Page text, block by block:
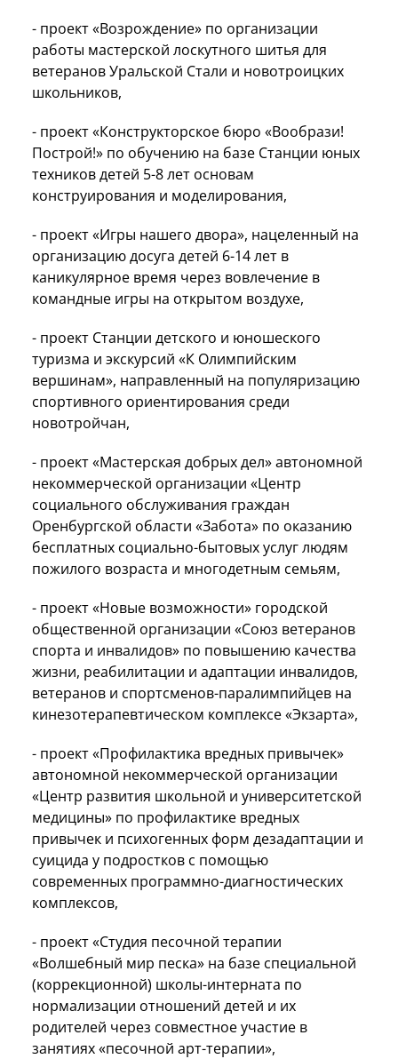
- проект «Возрождение» по организации
работы мастерской лоскутного шитья для
ветеранов Уральской Стали и новотроицких
школьников,
- проект «Конструкторское бюро «Вообрази!
Построй!» по обучению на базе Станции юных
техников детей 5-8 лет основам
конструирования и моделирования,
- проект «Игры нашего двора», нацеленный на
организацию досуга детей 6-14 лет в
каникулярное время через вовлечение в
командные игры на открытом воздухе,
- проект Станции детского и юношеского
туризма и экскурсий «К Олимпийским
вершинам», направленный на популяризацию
спортивного ориентирования среди
новотройчан,
- проект «Мастерская добрых дел» автономной
некоммерческой организации «Центр
социального обслуживания граждан
Оренбургской области «Забота» по оказанию
бесплатных социально-бытовых услуг людям
пожилого возраста и многодетным семьям,
- проект «Новые возможности» городской
общественной организации «Союз ветеранов
спорта и инвалидов» по повышению качества
жизни, реабилитации и адаптации инвалидов,
ветеранов и спортсменов-паралимпийцев на
кинезотерапевтическом комплексе «Экзарта»,
- проект «Профилактика вредных привычек»
автономной некоммерческой организации
«Центр развития школьной и университетской
медицины» по профилактике вредных
привычек и психогенных форм дезадаптации и
суицида у подростков с помощью
современных программно-диагностических
комплексов,
- проект «Студия песочной терапии
«Волшебный мир песка» на базе специальной
(коррекционной) школы-интерната по
нормализации отношений детей и их
родителей через совместное участие в
занятиях «песочной арт-терапии»,